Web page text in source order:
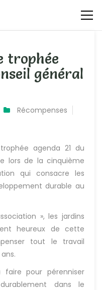
trophée
général
Récompenses
agenda 21 du
lors de la cinquième
qui consacre les
durable au
», les jardins
heureux de cette
tout le travail
pour pérenniser
dans le